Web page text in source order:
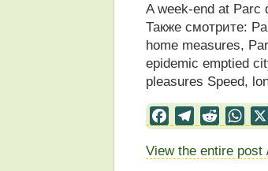
A week-end at Parc
Также смотрите:
home measures,
epidemic emptied
pleasures Speed,
FacebookTelegramReddit
View the entire post